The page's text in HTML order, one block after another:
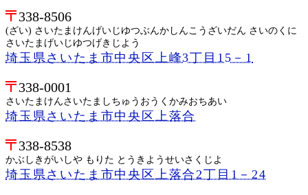
338-8506
(ざい) さいたまけんげいじゆつぶんかしんこうざいだん さいのくに
さいたまげいじゆつげきじよう
埼玉県さいたま市中央区上峰3丁目15－1
338-0001
さいたまけんさいたましちゅうおうくかみおちあい
埼玉県さいたま市中央区上落合
338-8538
かぶしきがいしや もりた とうきようせいさくじよ
埼玉県さいたま市中央区上落合2丁目1－24